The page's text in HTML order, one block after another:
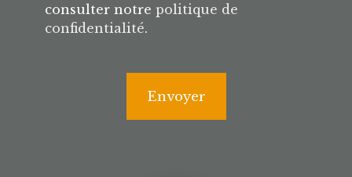
consulter notre politique de
confidentialité.
Envoyer